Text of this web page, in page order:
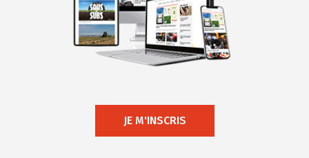
JE M'INSCRIS